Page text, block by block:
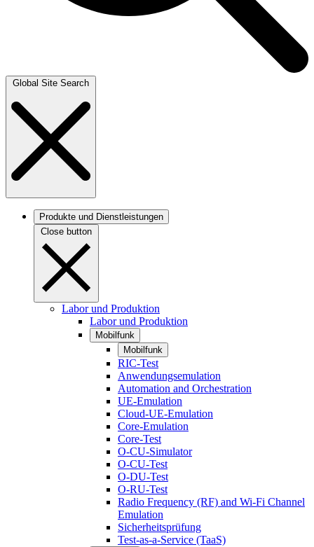
Global Site Search
Produkte und Dienstleistungen
Close button
Labor und Produktion
Labor und Produktion
Mobilfunk
Mobilfunk
RIC-Test
Anwendungsemulation
Automation and Orchestration
UE-Emulation
Cloud-UE-Emulation
Core-Emulation
Core-Test
O-CU-Simulator
O-CU-Test
O-DU-Test
O-RU-Test
Radio Frequency (RF) and Wi-Fi Channel
Emulation
Sicherheitsprüfung
Test-as-a-Service (TaaS)